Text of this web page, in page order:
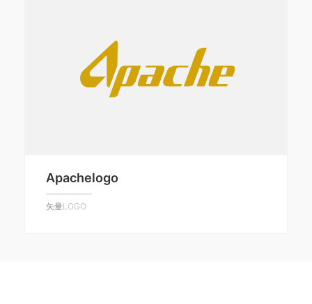
Apachelogo
矢量LOGO